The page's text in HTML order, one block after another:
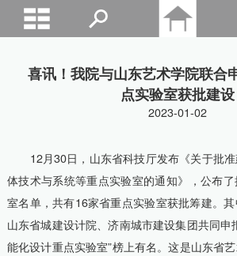
喜讯！我院与山东艺术学院联合
点实验室获批建设
2023-01-02
12月30日，山东省科技厅发布《关于批
体技术与系统等重点实验室的通知》，公布
室名单，共有16家省重点实验室获批筹建。其
山东省城建设计院、济南城市建设集团共同申
能化设计重点实验室”榜上有名。这是山东省